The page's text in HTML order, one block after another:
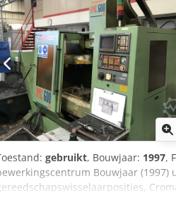
gebruikt, Bouwjaar: 1997,
Bouwjaar (1997)